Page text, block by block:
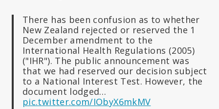
There has been confusion as to whether
New Zealand rejected or reserved the 1
December amendment to the
International Health Regulations (2005)
("IHR"). The public announcement was
that we had reserved our decision subject
to a National Interest Test. However, the
document lodged…
pic.twitter.com/IObyX6mkMV